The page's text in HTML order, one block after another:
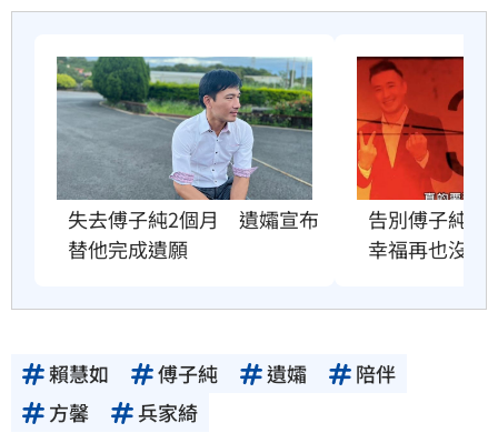
失去傅子純2個月　遺孀宣布
替他完成遺願
告別傅子純　
幸福再也沒有
賴慧如 傅子純 遺孀
陪伴
方馨
兵家綺